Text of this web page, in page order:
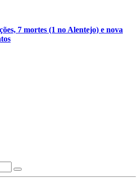
7 mortes (1 no Alentejo) e nova